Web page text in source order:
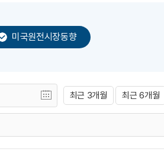
미국원전시장동향
최근 3개월 최근 6개월